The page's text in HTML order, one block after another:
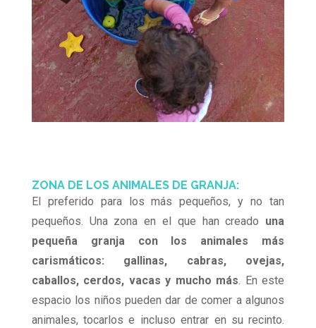
ZONA DE LOS ANIMALES DE GRANJA:
El preferido para los más pequeños, y no tan
pequeños. Una zona en el que han creado una
pequeña granja con los animales más
carismáticos: gallinas, cabras, ovejas,
caballos, cerdos, vacas y mucho más. En este
espacio los niños pueden dar de comer a algunos
animales, tocarlos e incluso entrar en su recinto.